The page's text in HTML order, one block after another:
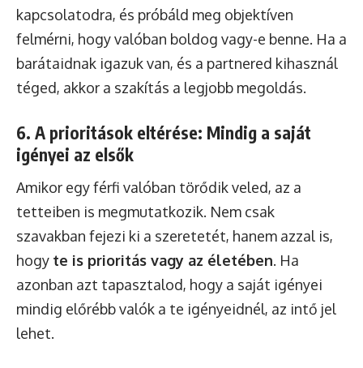
kapcsolatodra, és próbáld meg objektíven
felmérni, hogy valóban boldog vagy-e benne. Ha a
barátaidnak igazuk van, és a partnered kihasznál
téged, akkor a szakítás a legjobb megoldás.
6. A prioritások eltérése: Mindig a saját
igényei az elsők
Amikor egy férfi valóban törődik veled, az a
tetteiben is megmutatkozik. Nem csak
szavakban fejezi ki a szeretetét, hanem azzal is,
hogy te is prioritás vagy az életében. Ha
azonban azt tapasztalod, hogy a saját igényei
mindig előrébb valók a te igényeidnél, az intő jel
lehet.